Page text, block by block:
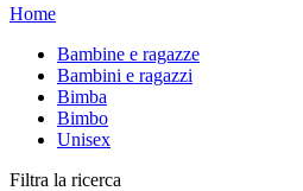
Home
Bambine e ragazze
Bambini e ragazzi
Bimba
Bimbo
Unisex
Filtra la ricerca